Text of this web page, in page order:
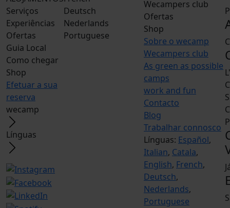
Serviços
Experiências
Ofertas
Guia Local
Como chegar
Shop
Efetuar a sua
reserva
wecamp
Línguas
Deutsch
Nederlands
Portuguese
Wecampers club
Ofertas
Shop
Sobre o wecamp
Wecampers club
As green as possible
camps
work and fun
Contacto
Blog
Trabalhar connosco
Línguas: Español,
Italian, Catala,
English, French,
Deutsch,
Nederlands,
Portuguese